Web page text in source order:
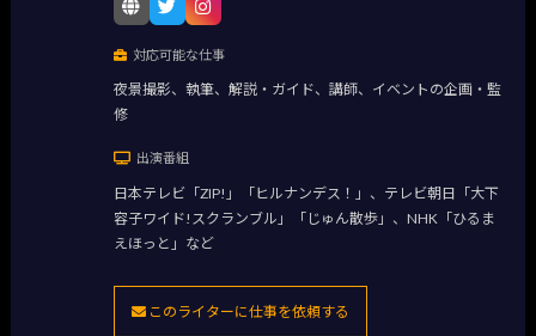
対応可能な仕事
夜景撮影、執筆、解説・ガイド、講師、イベントの企画・監
修
出演番組
日本テレビ「ZIP!」「ヒルナンデス！」、テレビ朝日「大下
容子ワイド!スクランブル」「じゅん散歩」、NHK「ひるま
えほっと」など
このライターに仕事を依頼する